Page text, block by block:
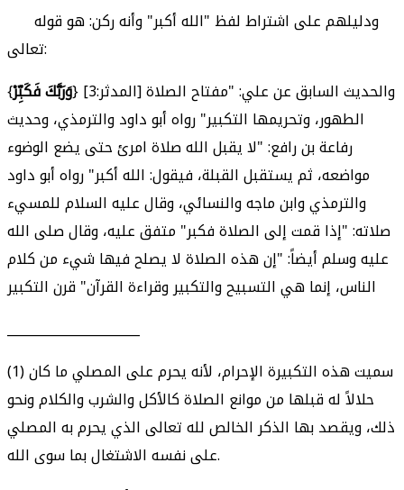
تعالى:
{وَرَبَّكَ فَكَبِّرْ} [المدثر:3] والحديث السابق عن علي: "مفتاح الصلاة
الطهور، وتحريمها التكبير" رواه أبو داود والترمذي، وحديث
رفاعة بن رافع: "لا يقبل الله صلاة امرئ حتى يضع الوضوء
مواضعه، ثم يستقبل القبلة، فيقول: الله أكبر" رواه أبو داود
والترمذي وابن ماجه والنسائي، وقال عليه السلام للمسيء
صلاته: "إذا قمت إلى الصلاة فكبر" متفق عليه، وقال صلى الله
عليه وسلم أيضاً: "إن هذه الصلاة لا يصلح فيها شيء من كلام
الناس، إنما هي التسبيح والتكبير وقراءة القرآن" قرن التكبير
_____________________
(1) سميت هذه التكبيرة الإحرام، لأنه يحرم على المصلي ما كان
حلالاً له قبلها من موانع الصلاة كالأكل والشرب والكلام ونحو
ذلك، ويقصد بها الذكر الخالص لله تعالى الذي يحرم به المصلي
على نفسه الاشتغال بما سوى الله.